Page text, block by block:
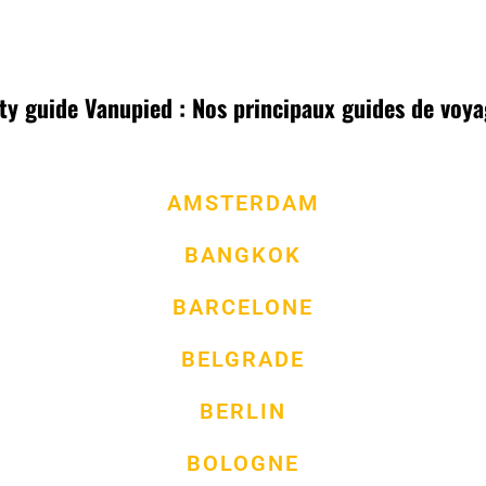
guide Vanupied : Nos principaux guides de
AMSTERDAM
BANGKOK
BARCELONE
BELGRADE
BERLIN
BOLOGNE